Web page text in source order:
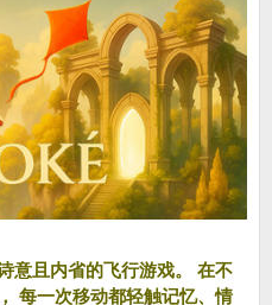
意且内省的飞行游戏。 在不
每一次移动都轻触记忆、情